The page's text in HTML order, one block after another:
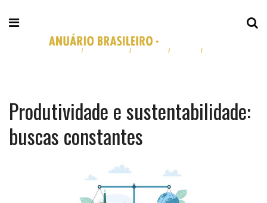
Produtividade e sustentabilidade:
buscas constantes